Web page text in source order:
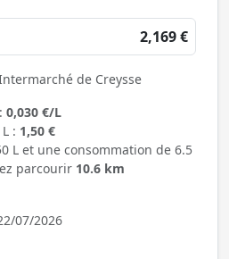
2,169 €
de Creysse
0,030 €/L
: 1,50 €
L et une consommation de 6.5
parcourir 10.6 km
07/2026